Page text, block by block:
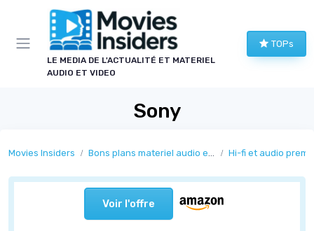
LE MEDIA DE L'ACTUALITÉ ET MATERIEL
AUDIO ET VIDEO
TOPs
Sony
Movies Insiders Bons plans materiel audio et video Hi-fi et audio
Voir l'offre
Panneau de gestion des cookies